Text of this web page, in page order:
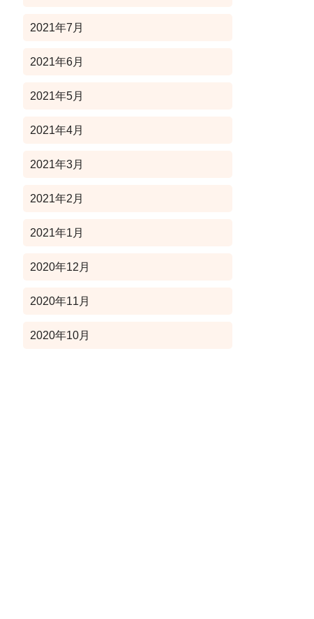
2021年7月
2021年6月
2021年5月
2021年4月
2021年3月
2021年2月
2021年1月
2020年12月
2020年11月
2020年10月